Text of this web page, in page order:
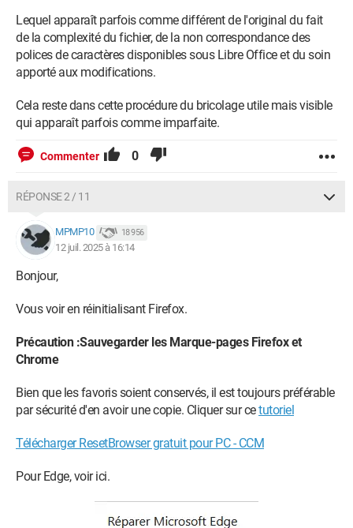
Lequel apparaît parfois comme différent de l'original du fait
de la complexité du fichier, de la non correspondance des
polices de caractères disponibles sous Libre Office et du soin
apporté aux modifications.
Cela reste dans cette procédure du bricolage utile mais visible
qui apparaît parfois comme imparfaite.
Commenter 0
RÉPONSE 2 / 11
MPMP10 18 956
12 juil. 2025 à 16:14
Bonjour,
Vous voir en réinitialisant Firefox.
Précaution :Sauvegarder les Marque-pages Firefox et
Chrome
Bien que les favoris soient conservés, il est toujours préférable
par sécurité d'en avoir une copie. Cliquer sur cetutoriel
Télécharger ResetBrowser gratuit pour PC - CCM
Pour Edge, voir ici.